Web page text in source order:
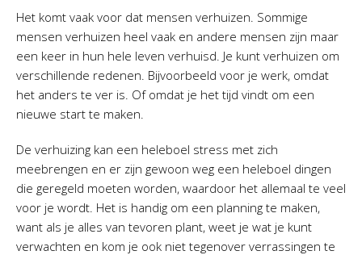
Het komt vaak voor dat mensen verhuizen. Sommige
mensen verhuizen heel vaak en andere mensen zijn maar
een keer in hun hele leven verhuisd. Je kunt verhuizen om
verschillende redenen. Bijvoorbeeld voor je werk, omdat
het anders te ver is. Of omdat je het tijd vindt om een
nieuwe start te maken.
De verhuizing kan een heleboel stress met zich
meebrengen en er zijn gewoon weg een heleboel dingen
die geregeld moeten worden, waardoor het allemaal te veel
voor je wordt. Het is handig om een planning te maken,
want als je alles van tevoren plant, weet je wat je kunt
verwachten en kom je ook niet tegenover verrassingen te